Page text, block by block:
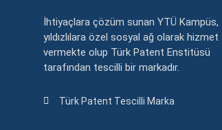
İhtiyaçlara çözüm sunan YTÜ Kampüs,
yıldızlılara özel sosyal ağ olarak hizmet
vermekte olup Türk Patent Enstitüsü
tarafından tescilli bir markadır.
Türk Patent Tescilli Marka